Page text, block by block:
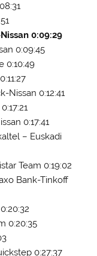
0:09:29
0:09:45
0:10:49
Nissan 0:12:41
0:17:41
– Euskadi
Team 0:19:02
Bank-Tinkoff
0:20:35
0:27:37